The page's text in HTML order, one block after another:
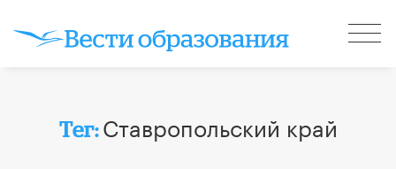
Тег:Ставропольский край